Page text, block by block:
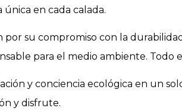
en cada calada.
su compromiso con la
para el medio ambiente.
y conciencia ecológica en un
y disfrute.